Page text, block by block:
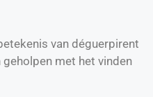
van déguerpirent
geholpen met het vinden